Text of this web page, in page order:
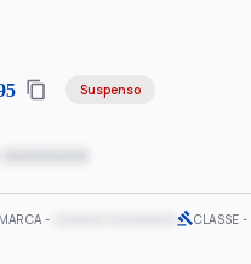
Suspenso
CLASSE